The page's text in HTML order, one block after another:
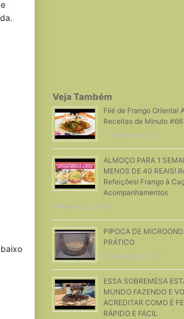
Veja Também
Filé de Frango Oriental
Receitas de Minuto #66
17 Setembro, 2012
ALMOÇO PARA 1
MENOS DE 40 REAIS!
Refeições! Frango à
Acompanhamentos
9 Novembro, 2019
PIPOCA DE
PRÁTICO
12 Dezembro, 2017
ESSA SOBREMESA
MUNDO FAZENDO E
ACREDITAR COMO É
RÁPIDO E FÁCIL